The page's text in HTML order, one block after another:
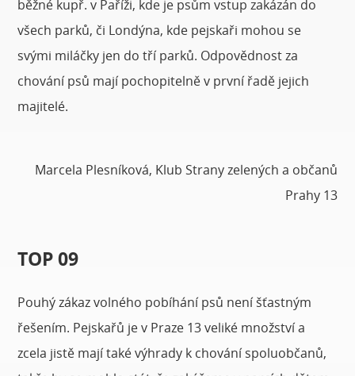
běžné kupř. v Paříži, kde je psům vstup zakázán do
všech parků, či Londýna, kde pejskaři mohou se
svými miláčky jen do tří parků. Odpovědnost za
chování psů mají pochopitelně v první řadě jejich
majitelé.
Marcela Plesníková, Klub Strany zelených a občanů
Prahy 13
TOP 09
Pouhý zákaz volného pobíhání psů není šťastným
řešením. Pejskařů je v Praze 13 veliké množství a
zcela jistě mají také výhrady k chování spoluobčanů,